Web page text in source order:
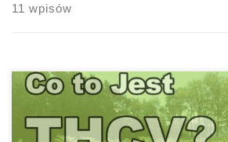
11 wpisów